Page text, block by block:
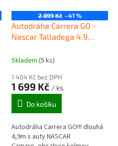
2 899 Kč –41 %
Autodráha Carrera GO -
Nascar Talladega 4.9
Skladem (5 ks)
1 404 Kč bez DPH
1 699 Kč / ks
Do košíku
Autodráha Carrera GO!!! dlouhá
4,9m s auty NASCAR